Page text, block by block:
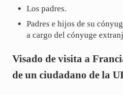
Los padres.
Padres e hijos de su
a cargo del cónyuge
Visado de visita a
de un ciudadano de la